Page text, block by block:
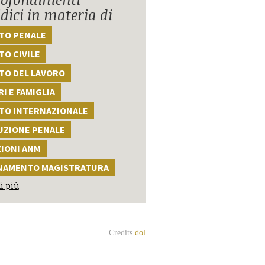
in materia di
PENALE
CIVILE
DEL LAVORO
E FAMIGLIA
INTERNAZIONALE
PENALE
ANM
MAGISTRATURA
più
Credits dol